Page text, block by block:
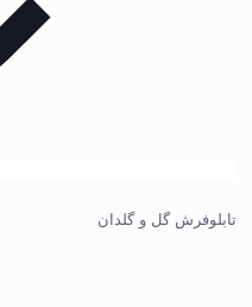
تابلوفرش گل و گلدان